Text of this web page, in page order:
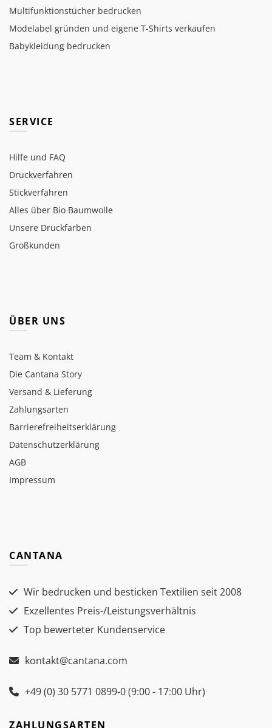
Multifunktionstücher bedrucken
Modelabel gründen und eigene T-Shirts verkaufen
Babykleidung bedrucken
SERVICE
Hilfe und FAQ
Druckverfahren
Stickverfahren
Alles über Bio Baumwolle
Unsere Druckfarben
Großkunden
ÜBER UNS
Team & Kontakt
Die Cantana Story
Versand & Lieferung
Zahlungsarten
Barrierefreiheitserklärung
Datenschutzerklärung
AGB
Impressum
CANTANA
Wir bedrucken und besticken Textilien seit 2008
Exzellentes Preis-/Leistungsverhältnis
Top bewerteter Kundenservice
kontakt@cantana.com
+49 (0) 30 5771 0899-0 (9:00 - 17:00 Uhr)
ZAHLUNGSARTEN